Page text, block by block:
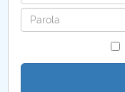
Password